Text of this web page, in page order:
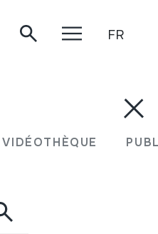
VIDÉOTHÈQUE
A5: Tarkeada. MC14.
FR